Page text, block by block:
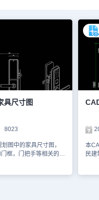
具尺寸图
8023
图中的家具尺寸图，
框，门把手等相关的室
本
民